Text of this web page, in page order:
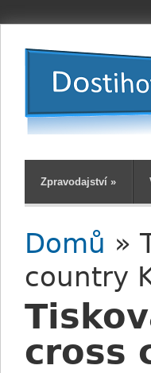
Zpravodajství »
Jste zde
Domů »
country
cross